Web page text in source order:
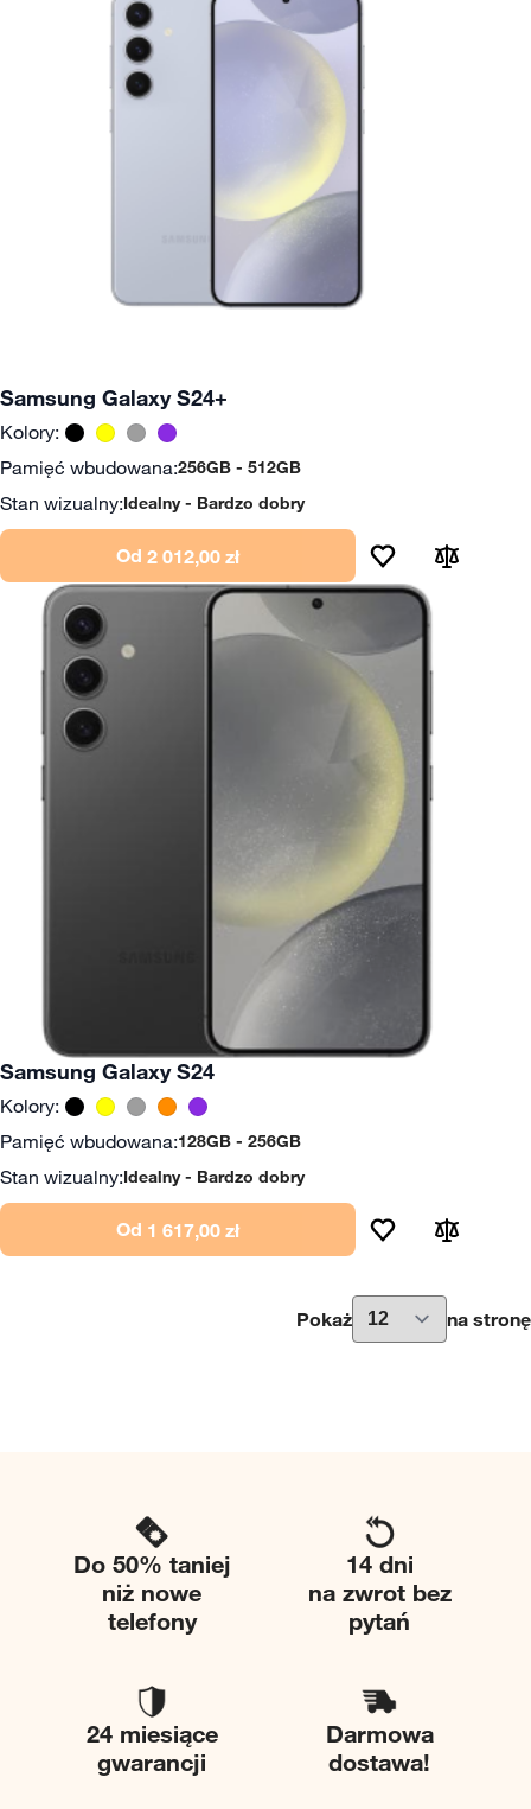
Samsung Galaxy S24+
Kolory:
Pamięć wbudowana:256GB 512GB
Stan wizualny:Idealny Bardzo dobry
Od 2 012,00 zł
Samsung Galaxy S24
Kolory:
Pamięć wbudowana:128GB 256GB
Stan wizualny:Idealny Bardzo dobry
Od 1 617,00 zł
Pokaż na stronę
Do 50% taniej
niż nowe
telefony
14 dni
na zwrot bez
pytań
24 miesiące
gwarancji
Darmowa
dostawa!